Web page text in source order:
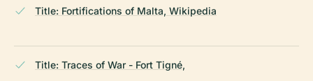
Title: Fortifications of Malta, Wikipedia
Title: Traces of War - Fort Tigné,